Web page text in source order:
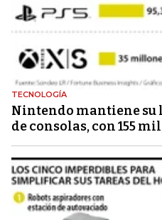
TECNOLOGÍA
Nintendo mantiene su
de consolas, con 155